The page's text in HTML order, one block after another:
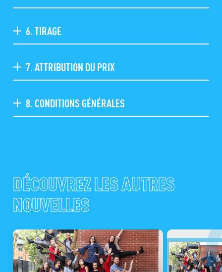
6. TIRAGE
7. ATTRIBUTION DU PRIX
8. CONDITIONS GÉNÉRALES
DÉCOUVREZ LES AUTRES
NOUVELLES